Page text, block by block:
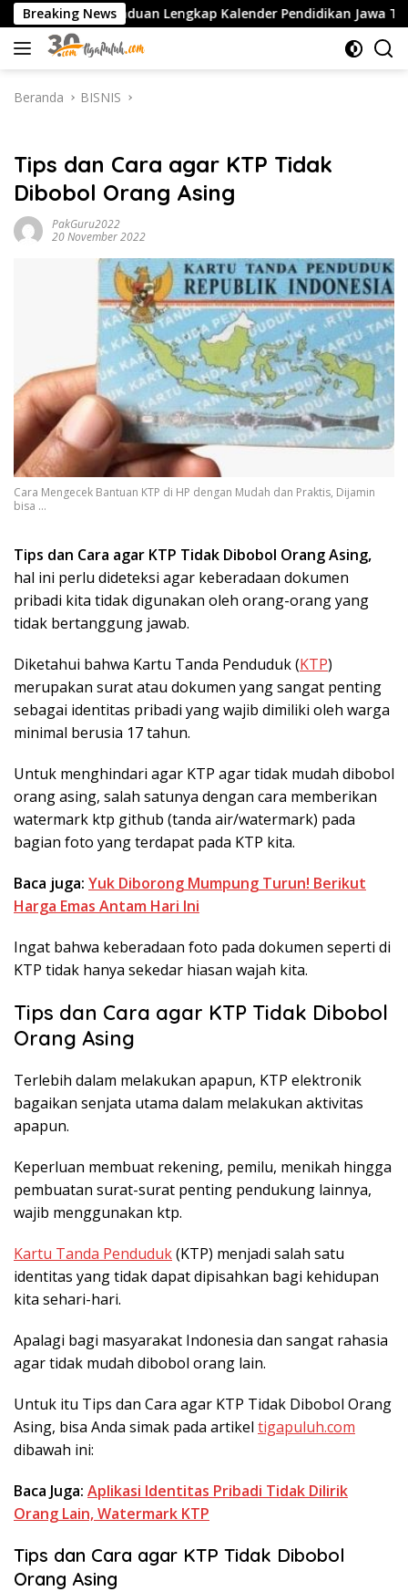
Langsung
ke
konten
Breaking News
Panduan Lengkap Kalender Pendidikan Jawa Timur,
Beranda BISNIS
Tips dan Cara agar KTP Tidak
Dibobol Orang Asing
PakGuru2022
20 November 2022
Cara Mengecek Bantuan KTP di HP dengan Mudah dan Praktis, Dijamin
bisa ...
Tips dan Cara agar KTP Tidak Dibobol Orang Asing,
hal ini perlu dideteksi agar keberadaan dokumen
pribadi kita tidak digunakan oleh orang-orang yang
tidak bertanggung jawab.
Diketahui bahwa Kartu Tanda Penduduk (KTP)
merupakan surat atau dokumen yang sangat penting
sebagai identitas pribadi yang wajib dimiliki oleh warga
minimal berusia 17 tahun.
Untuk menghindari agar KTP agar tidak mudah dibobol
orang asing, salah satunya dengan cara memberikan
watermark ktp github (tanda air/watermark) pada
bagian foto yang terdapat pada KTP kita.
Baca juga: Yuk Diborong Mumpung Turun! Berikut
Harga Emas Antam Hari Ini
Ingat bahwa keberadaan foto pada dokumen seperti di
KTP tidak hanya sekedar hiasan wajah kita.
Tips dan Cara agar KTP Tidak Dibobol
Orang Asing
Terlebih dalam melakukan apapun, KTP elektronik
bagaikan senjata utama dalam melakukan aktivitas
apapun.
Keperluan membuat rekening, pemilu, menikah hingga
pembuatan surat-surat penting pendukung lainnya,
wajib menggunakan ktp.
Kartu Tanda Penduduk(KTP) menjadi salah satu
identitas yang tidak dapat dipisahkan bagi kehidupan
kita sehari-hari.
Apalagi bagi masyarakat Indonesia dan sangat rahasia
agar tidak mudah dibobol orang lain.
Untuk itu Tips dan Cara agar KTP Tidak Dibobol Orang
Asing, bisa Anda simak pada artikel tigapuluh.com
dibawah ini:
Baca Juga: Aplikasi Identitas Pribadi Tidak Dilirik
Orang Lain, Watermark KTP
Tips dan Cara agar KTP Tidak Dibobol
Orang Asing